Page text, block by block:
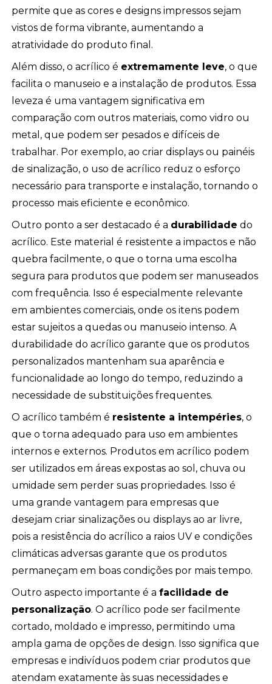
permite que as cores e designs impressos sejam
vistos de forma vibrante, aumentando a
atratividade do produto final.
Além disso, o acrílico é extremamente leve, o que
facilita o manuseio e a instalação de produtos. Essa
leveza é uma vantagem significativa em
comparação com outros materiais, como vidro ou
metal, que podem ser pesados e difíceis de
trabalhar. Por exemplo, ao criar displays ou painéis
de sinalização, o uso de acrílico reduz o esforço
necessário para transporte e instalação, tornando o
processo mais eficiente e econômico.
Outro ponto a ser destacado é a durabilidade do
acrílico. Este material é resistente a impactos e não
quebra facilmente, o que o torna uma escolha
segura para produtos que podem ser manuseados
com frequência. Isso é especialmente relevante
em ambientes comerciais, onde os itens podem
estar sujeitos a quedas ou manuseio intenso. A
durabilidade do acrílico garante que os produtos
personalizados mantenham sua aparência e
funcionalidade ao longo do tempo, reduzindo a
necessidade de substituições frequentes.
O acrílico também é resistente a intempéries, o
que o torna adequado para uso em ambientes
internos e externos. Produtos em acrílico podem
ser utilizados em áreas expostas ao sol, chuva ou
umidade sem perder suas propriedades. Isso é
uma grande vantagem para empresas que
desejam criar sinalizações ou displays ao ar livre,
pois a resistência do acrílico a raios UV e condições
climáticas adversas garante que os produtos
permaneçam em boas condições por mais tempo.
Outro aspecto importante é afacilidade de
personalização. O acrílico pode ser facilmente
cortado, moldado e impresso, permitindo uma
ampla gama de opções de design. Isso significa que
empresas e indivíduos podem criar produtos que
atendam exatamente às suas necessidades e